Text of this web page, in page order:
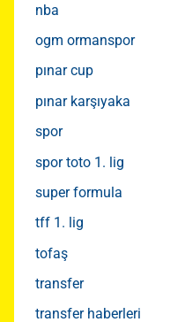
nba
ogm ormanspor
pınar cup
pınar karşıyaka
spor
spor toto 1. lig
super formula
tff 1. lig
tofaş
transfer
transfer haberleri